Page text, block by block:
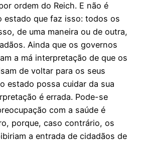
ordem do Reich. E não é
estado que faz isso: todos os
de uma maneira ou de outra,
Ainda que os governos
a má interpretação de que os
de voltar para os seus
estado possa cuidar da sua
é errada. Pode-se
com a saúde é
porque, caso contrário, os
a entrada de cidadãos de